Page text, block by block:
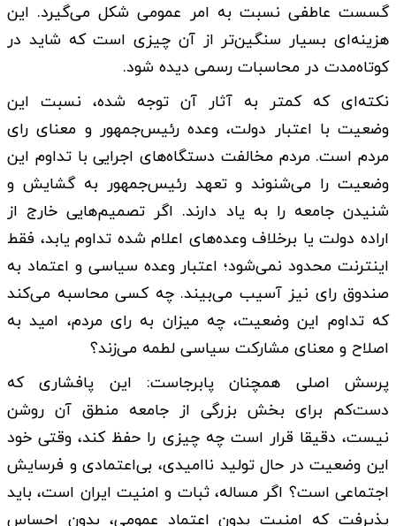
گسست عاطفی نسبت به امر عمومی شکل می‌گیرد. این
هزینه‌ای بسیار سنگین‌تر از آن چیزی است که شاید در
کوتاه‌مدت در محاسبات رسمی دیده شود.
نکته‌ای که کمتر به آثار آن توجه شده، نسبت این
وضعیت با اعتبار دولت، وعده رئیس‌جمهور و معنای رای
مردم است. مردم مخالفت دستگاه‌های اجرایی با تداوم این
وضعیت را می‌شنوند و تعهد رئیس‌جمهور به گشایش و
شنیدن جامعه را به یاد دارند. اگر تصمیم‌هایی خارج از
اراده دولت یا برخلاف وعده‌های اعلام‌ شده تداوم یابد، فقط
اینترنت محدود نمی‌شود؛ اعتبار وعده سیاسی و اعتماد به
صندوق رای نیز آسیب می‌بیند. چه کسی محاسبه می‌کند
که تداوم این وضعیت، چه میزان به رای مردم، امید به
اصلاح و معنای مشارکت سیاسی لطمه می‌زند؟
پرسش اصلی همچنان پابرجاست: این پافشاری که
دست‌کم برای بخش بزرگی از جامعه منطق آن روشن
نیست، دقیقا قرار است چه چیزی را حفظ کند، وقتی خود
این وضعیت در حال تولید ناامیدی، بی‌اعتمادی و فرسایش
اجتماعی است؟ اگر مساله، ثبات و امنیت ایران است، باید
پذیرفت که امنیت بدون اعتماد عمومی، بدون احساس